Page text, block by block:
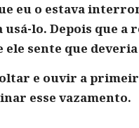
eu o estava
usá-lo. Depois que
ele sente que
e ouvir a
esse vazamento.